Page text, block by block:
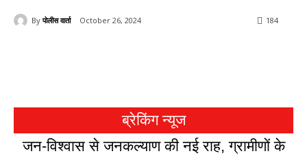
By पोलीस वार्ता October 26, 2024 184
ब्रेकिंग न्यूज
जन-विश्वास से जनकल्याण की नई राह, ग्रामीणों के